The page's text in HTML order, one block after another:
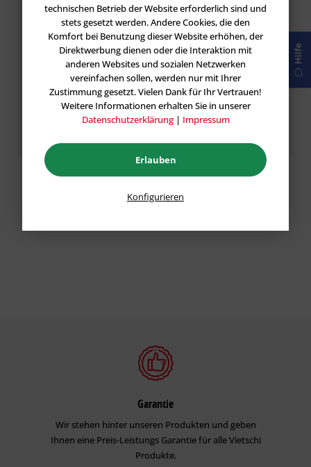
Die mit einem * markierten Felder sind Pflichtfelder.
Garantie
Wir stehen hinter unseren Produkten und geben
Ihnen eine Preis-Leistungs Garantie für alle Vietschi
Produkte.
Hilfe
technischen Betrieb der Website erforderlich sind und
stets gesetzt werden. Andere Cookies, die den
Komfort bei Benutzung dieser Website erhöhen, der
Direktwerbung dienen oder die Interaktion mit
anderen Websites und sozialen Netzwerken
vereinfachen sollen, werden nur mit Ihrer
Zustimmung gesetzt. Vielen Dank für Ihr Vertrauen!
Weitere Informationen erhalten Sie in unserer
Datenschutzerklärung| Impressum
Erlauben
Konfigurieren